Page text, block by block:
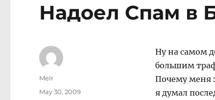
Надоел Спам в
Ну на самом
большим
Почему меня
я думал
Author
MeIr
Posted
May 30, 2009